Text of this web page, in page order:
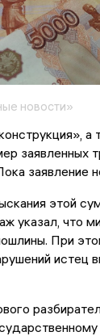
новости»
а
заявленных
заявление
этой
указал, что
При
истец